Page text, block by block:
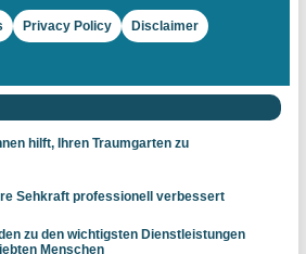
Privacy Policy Disclaimer
hilft, Ihren Traumgarten zu
Sehkraft professionell verbessert
zu den wichtigsten Dienstleistungen
Menschen